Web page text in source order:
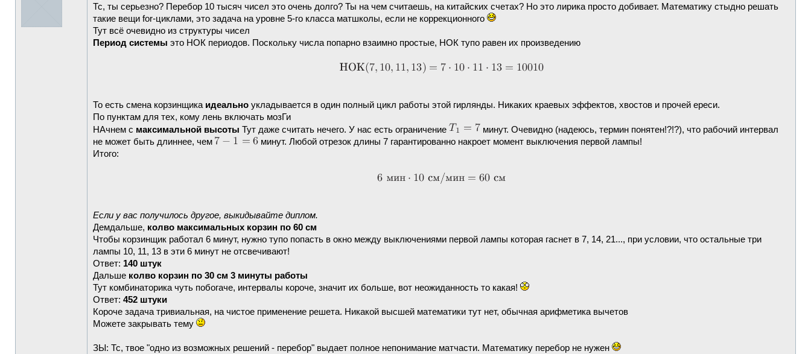
Тс, ты серьезно? Перебор 10 тысяч чисел это очень долго? Ты на чем считаешь, на китайских счетах? Но это лирика просто добивает. Математику стыдно решать
такие вещи for-циклами, это задача на уровне 5-го класса матшколы, если не коррекционного
Тут всё очевидно из структуры чисел
Период системы это НОК периодов. Поскольку числа попарно взаимно простые, НОК тупо равен их произведению
То есть смена корзинщика идеально укладывается в один полный цикл работы этой гирлянды. Никаких краевых эффектов, хвостов и прочей ереси.
По пунктам для тех, кому лень включать мозГи
НАчнем с максимальной высоты Тут даже считать нечего. У нас есть ограничение
минут. Очевидно (надеюсь, термин понятен!?!?), что рабочий интервал
не может быть длиннее, чем
минут. Любой отрезок длины 7 гарантированно накроет момент выключения первой лампы!
Итого:
Если у вас получилось другое, выкидывайте диплом.
Демдальше, колво максимальных корзин по 60 см
Чтобы корзинщик работал 6 минут, нужно тупо попасть в окно между выключениями первой лампы которая гаснет в 7, 14, 21..., при условии, что остальные три
лампы 10, 11, 13 в эти 6 минут не отсвечивают!
Ответ: 140 штук
Дальше колво корзин по 30 см 3 минуты работы
Тут комбинаторика чуть побогаче, интервалы короче, значит их больше, вот неожиданность то какая!
Ответ: 452 штуки
Короче задача тривиальная, на чистое применение решета. Никакой высшей математики тут нет, обычная арифметика вычетов
Можете закрывать тему
ЗЫ: Тс, твое "одно из возможных решений - перебор" выдает полное непонимание матчасти. Математику перебор не нужен